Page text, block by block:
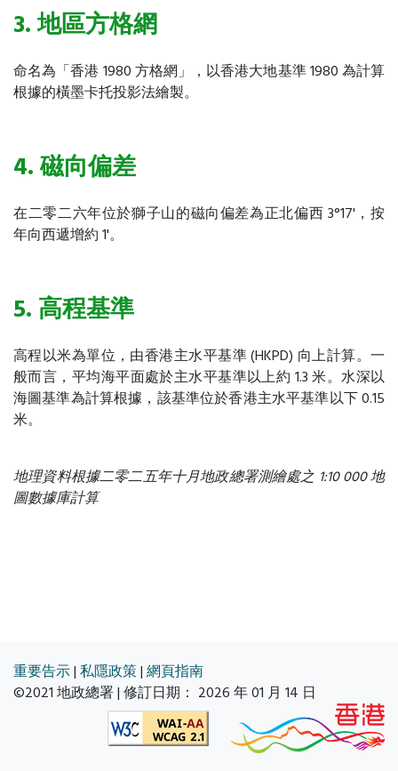
3. 地區方格網
命名為「香港 1980 方格網」，以香港大地基準 1980 為計算
根據的橫墨卡托投影法繪製。
4. 磁向偏差
在二零二六年位於獅子山的磁向偏差為正北偏西 3°17'，按
年向西遞增約 1'。
5. 高程基準
高程以米為單位，由香港主水平基準 (HKPD) 向上計算。一
般而言，平均海平面處於主水平基準以上約 1.3 米。水深以
海圖基準為計算根據，該基準位於香港主水平基準以下 0.15
米。
地理資料根據二零二五年十月地政總署測繪處之 1:10 000 地
圖數據庫計算
重要告示| 私隱政策| 網頁指南
©2021 地政總署 | 修訂日期： 2026 年 01 月 14 日